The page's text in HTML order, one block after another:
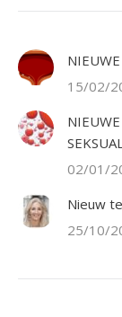
15/02/
02/01/
Nieuw
25/10/